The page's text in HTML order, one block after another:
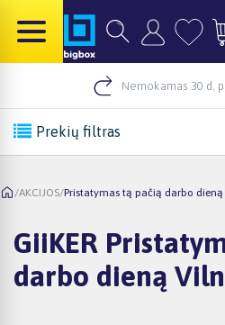
Nemokamas 30 d.
Prekių filtras
/AKCIJOS/Pristatymas tą pačią darbo
GiiKER
darbo dieną